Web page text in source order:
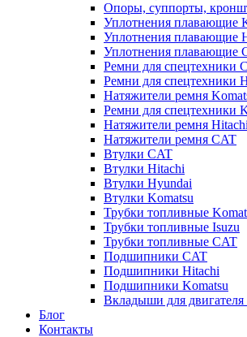
Опоры, суппорты,
Уплотнения плавающие
Уплотнения плавающие
Уплотнения плавающие
Ремни для спецтехники
Ремни для спецтехники
Натяжители ремня
Ремни для спецтехники
Натяжители ремня Hitachi
Натяжители ремня CAT
Втулки CAT
Втулки Hitachi
Втулки Hyundai
Втулки Komatsu
Трубки топливные
Трубки топливные Isuzu
Трубки топливные CAT
Подшипники CAT
Подшипники Hitachi
Подшипники Komatsu
Вкладыши для двигателя
Блог
Контакты